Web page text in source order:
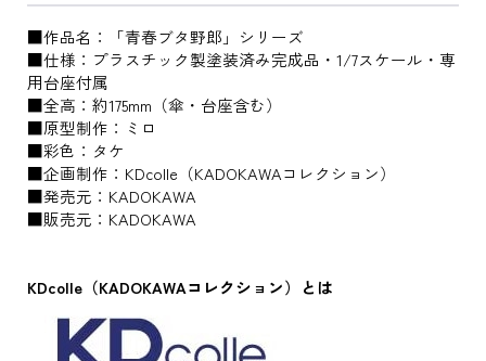
■作品名：「青春ブタ野郎」シリーズ
■仕様：プラスチック製塗装済み完成品・1/7スケール・専
用台座付属
■全高：約175mm（傘・台座含む）
■原型制作：ミロ
■彩色：タケ
■企画制作：KDcolle（KADOKAWAコレクション）
■発売元：KADOKAWA
■販売元：KADOKAWA
KDcolle（KADOKAWAコレクション）とは